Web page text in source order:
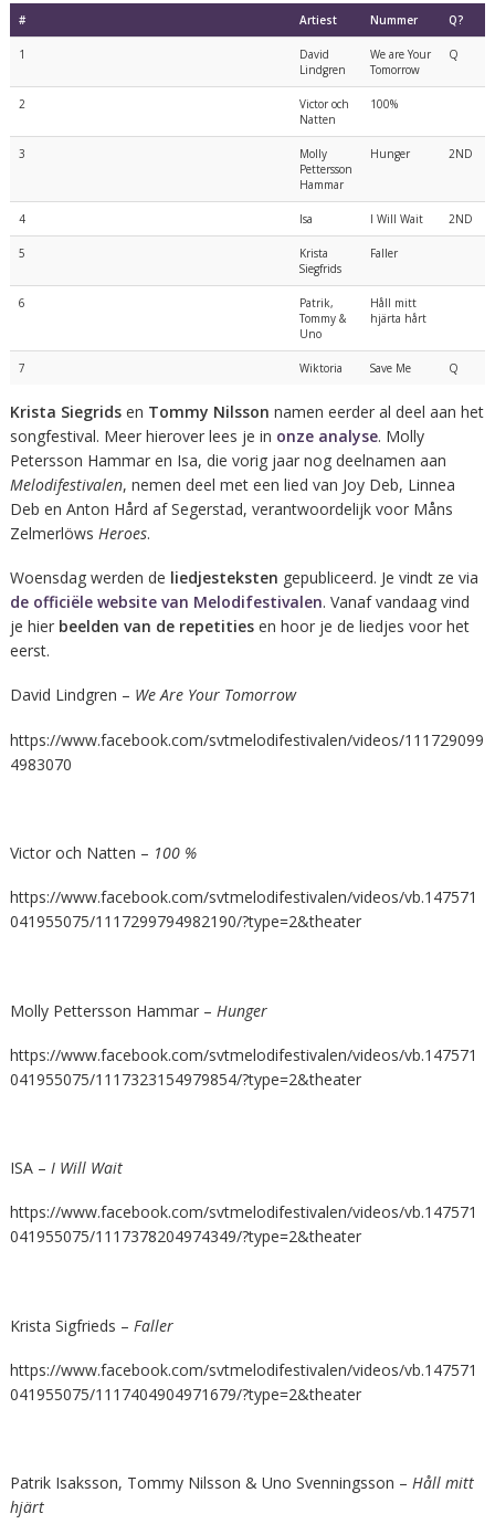
# Artiest Nummer Q?
1
David
Lindgren
We are Your
Tomorrow
Q
2
Victor och
Natten
100%
3
Molly
Pettersson
Hammar
Hunger 2ND
4 Isa I Will Wait 2ND
5
Krista
Siegfrids
Faller
6
Patrik,
Tommy &
Uno
Håll mitt
hjärta hårt
7 Wiktoria Save Me Q
Krista Siegridsen Tommy Nilsson namen eerder al deel aan het
songfestival. Meer hierover lees je in onze analyse. Molly
Petersson Hammar en Isa, die vorig jaar nog deelnamen aan
Melodifestivalen, nemen deel met een lied van Joy Deb, Linnea
Deb en Anton Hård af Segerstad, verantwoordelijk voor Måns
Zelmerlöws Heroes.
Woensdag werden de liedjesteksten gepubliceerd. Je vindt ze via
de officiële website van Melodifestivalen. Vanaf vandaag vind
je hierbeelden van de repetitiesen hoor je de liedjes voor het
eerst.
David Lindgren – We Are Your Tomorrow
https://www.facebook.com/svtmelodifestivalen/videos/111729099
4983070
Victor och Natten – 100 %
https://www.facebook.com/svtmelodifestivalen/videos/vb.147571
041955075/1117299794982190/?type=2&theater
Molly Pettersson Hammar – Hunger
https://www.facebook.com/svtmelodifestivalen/videos/vb.147571
041955075/1117323154979854/?type=2&theater
ISA – I Will Wait
https://www.facebook.com/svtmelodifestivalen/videos/vb.147571
041955075/1117378204974349/?type=2&theater
Krista Sigfrieds – Faller
https://www.facebook.com/svtmelodifestivalen/videos/vb.147571
041955075/1117404904971679/?type=2&theater
Patrik Isaksson, Tommy Nilsson & Uno Svenningsson – Håll mitt
hjärt